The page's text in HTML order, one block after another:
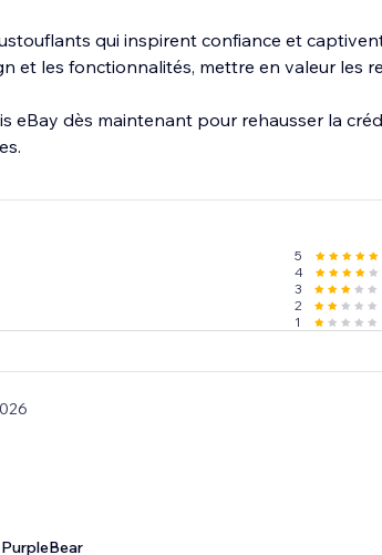
qui inspirent confiance et
et les fonctionnalités, mettre en valeur les
eBay dès maintenant pour rehausser la
5
4
3
2
1